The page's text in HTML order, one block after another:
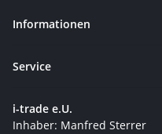
Informationen
Service
i-trade e.U.
Inhaber: Manfred Sterrer